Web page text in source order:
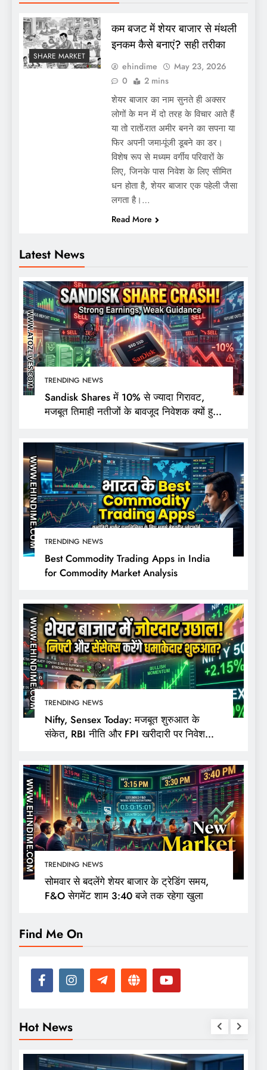
Latest News
TRENDING NEWS
Sandisk Shares में 10% से ज्यादा गिरावट,
मजबूत तिमाही नतीजों के बावजूद निवेशक क्यों हुए
TRENDING NEWS
Best Commodity Trading Apps in India
for Commodity Market Analysis
TRENDING NEWS
Nifty, Sensex Today: मजबूत शुरुआत के
संकेत, RBI नीति और FPI खरीदारी पर निवेशकों
TRENDING NEWS
सोमवार से बदलेंगे शेयर बाजार के ट्रेडिंग समय,
F&O सेगमेंट शाम 3:40 बजे तक रहेगा खुला
SHARE MARKET
कम बजट में शेयर बाजार से मंथली
इनकम कैसे बनाएं? सही तरीका
ehindime
May 23, 2026
0
2 mins
शेयर बाजार का नाम सुनते ही अक्सर
लोगों के मन में दो तरह के विचार आते हैं
या तो रातों-रात अमीर बनने का सपना या
फिर अपनी जमा-पूंजी डूबने का डर।
विशेष रूप से मध्यम वर्गीय परिवारों के
लिए, जिनके पास निवेश के लिए सीमित
धन होता है, शेयर बाजार एक पहेली जैसा
लगता है।…
Read More
Find Me On
Hot News